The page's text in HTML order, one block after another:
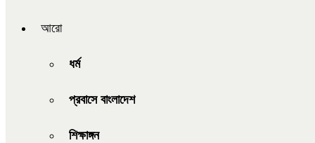
আরো
ধর্ম
প্রবাসে বাংলাদেশ
শিক্ষাঙ্গন